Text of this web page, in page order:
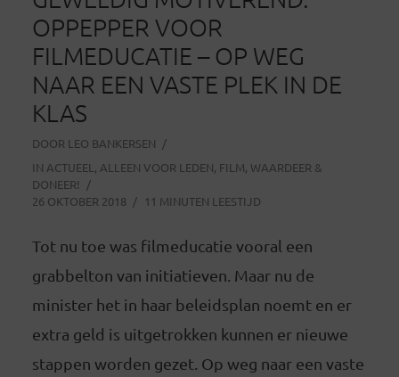
OPPEPPER VOOR
FILMEDUCATIE – OP WEG
NAAR EEN VASTE PLEK IN DE
KLAS
DOOR LEO BANKERSEN
IN ACTUEEL , ALLEEN VOOR LEDEN, FILM, WAARDEER &
DONEER!
26 OKTOBER 2018
11 MINUTEN LEESTIJD
Tot nu toe was filmeducatie vooral een
grabbelton van initiatieven. Maar nu de
minister het in haar beleidsplan noemt en er
extra geld is uitgetrokken kunnen er nieuwe
stappen worden gezet. Op weg naar een vaste